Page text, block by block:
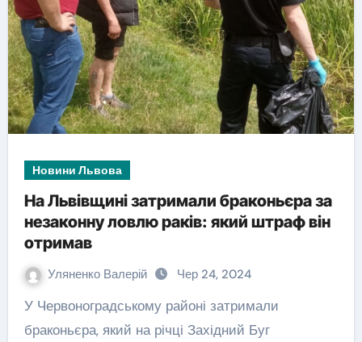
Новини Львова
На Львівщині затримали браконьєра за
незаконну ловлю раків: який штраф він
отримав
Уляненко Валерій Чер 24, 2024
У Червоноградському районі затримали
браконьєра, який на річці Західний Буг